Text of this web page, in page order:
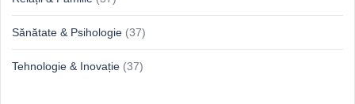
Sănătate & Psihologie (37)
Tehnologie & Inovație (37)